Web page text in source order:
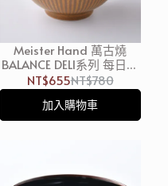
Meister Hand 萬古燒
BALANCE DELI系列 每日茶
碗 12cm 棕日本製
NT$655NT$780
加入購物車